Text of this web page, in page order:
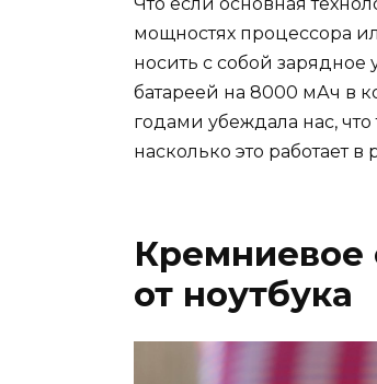
мощностях процессора
носить с собой зарядное
батареей на 8000 мАч в
годами убеждала нас,
насколько это работает
Кремниевое
от ноутбука